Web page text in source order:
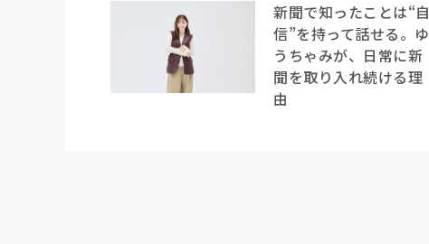
新聞で知ったことは“自
信”を持って話せる。ゆ
うちゃみが、日常に新
聞を取り入れ続ける理
由